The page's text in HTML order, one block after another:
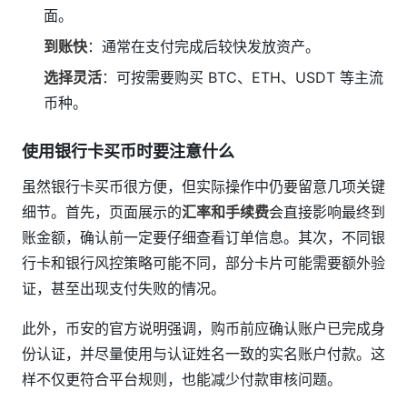
面。
到账快：通常在支付完成后较快发放资产。
选择灵活：可按需要购买 BTC、ETH、USDT 等主流
币种。
使用银行卡买币时要注意什么
虽然银行卡买币很方便，但实际操作中仍要留意几项关键
细节。首先，页面展示的汇率和手续费会直接影响最终到
账金额，确认前一定要仔细查看订单信息。其次，不同银
行卡和银行风控策略可能不同，部分卡片可能需要额外验
证，甚至出现支付失败的情况。
此外，币安的官方说明强调，购币前应确认账户已完成身
份认证，并尽量使用与认证姓名一致的实名账户付款。这
样不仅更符合平台规则，也能减少付款审核问题。